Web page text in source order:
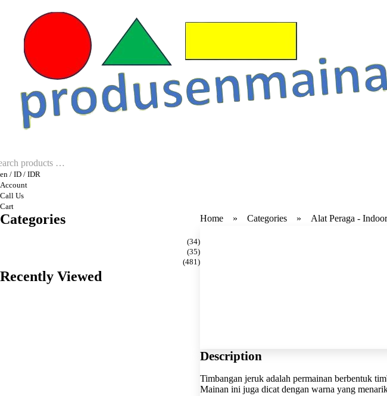
en / ID / IDR
Account
Call Us
Cart
Categories
(34)
(35)
(481)
Recently Viewed
Home Categories Alat Peraga - Indoor
Description
Timbangan jeruk adalah permainan berbentuk
Mainan ini juga dicat dengan warna yang